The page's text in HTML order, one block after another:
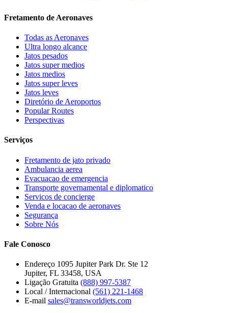
Fretamento de Aeronaves
Todas as Aeronaves
Ultra longo alcance
Jatos pesados
Jatos super medios
Jatos medios
Jatos super leves
Jatos leves
Diretório de Aeroportos
Popular Routes
Perspectivas
Serviços
Fretamento de jato privado
Ambulancia aerea
Evacuacao de emergencia
Transporte governamental e diplomatico
Servicos de concierge
Venda e locacao de aeronaves
Segurança
Sobre Nós
Fale Conosco
Endereço 1095 Jupiter Park Dr. Ste 12
Jupiter, FL 33458, USA
Ligação Gratuita (888) 997-5387
Local / Internacional (561) 221-1468
E-mail sales@transworldjets.com